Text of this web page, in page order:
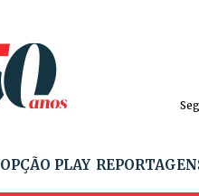
OPÇÃO PLAY